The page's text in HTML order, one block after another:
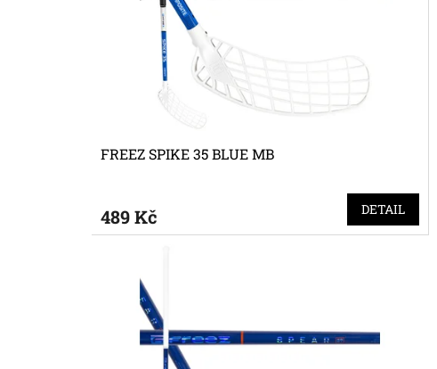
FREEZ SPIKE 35 BLUE MB
489 Kč DETAIL